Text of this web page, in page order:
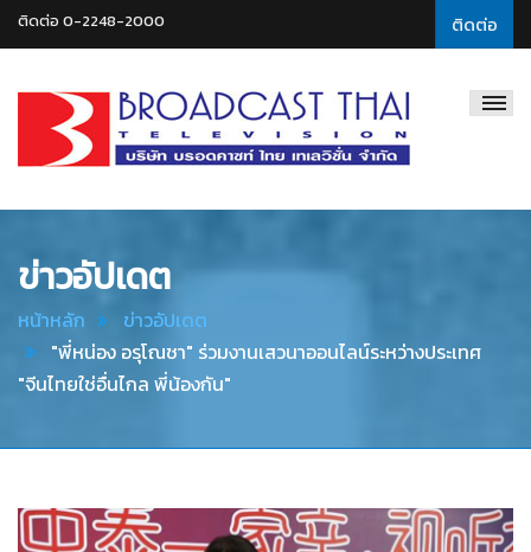
ติดต่อ
ติดต่อ 0-2248-2000
Thai
ข่าวอัปเดต
หน้าหลัก
ข่าวอัปเดต
"พี่หน่อง อรุโณชา" ร่วมงานเสวนาออนไลน์ระหว่างประเทศ
"จีนไทยใช่อื่นไกล พี่น้องกัน"